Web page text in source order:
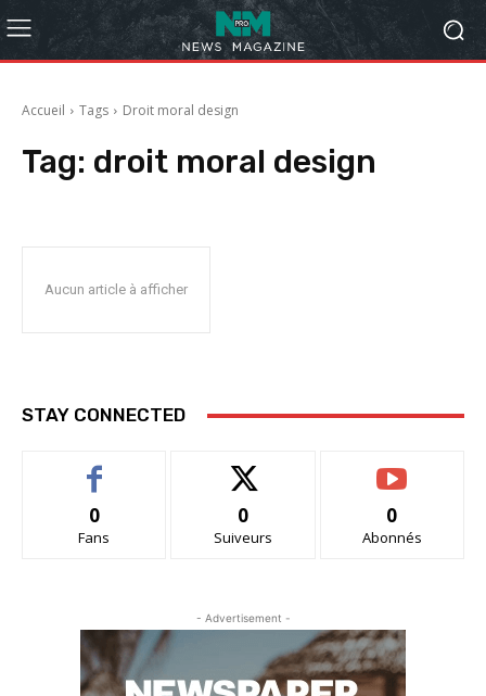
Accueil Tags Droit moral design
Tag: droit moral design
Aucun article à afficher
STAY CONNECTED
0
Fans
0
Suiveurs
0
Abonnés
- Advertisement -